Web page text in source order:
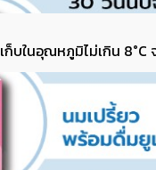
บในอุณหภูมิไม่เกิน 8°C